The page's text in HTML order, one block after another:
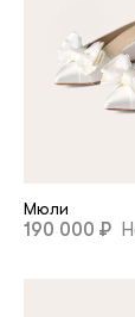
Мюли
190 000 ₽